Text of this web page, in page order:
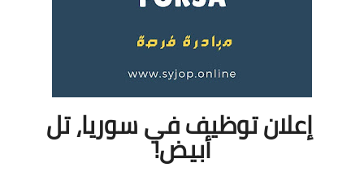
إعلان توظيف في سوريا، تل
أبيض!